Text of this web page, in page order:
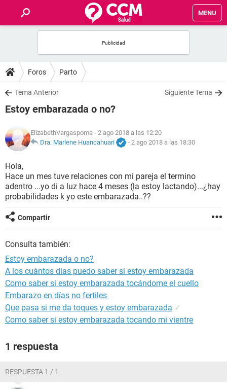
MENU
FOROS
SALUD
FAMILIA
NUTRICIÓN
BIENESTAR
SEXUALIDAD
GLOSARIO
Foros Parto
Tema Anterior Siguiente Tema
Estoy embarazada o no?
ElizabethVargaspoma - 2 ago 2018 a las 12:20
Dra. Marlene Huancahuari
- 2 ago 2018 a las 18:30
Hola,
Hace un mes tuve relaciones con mi pareja el termino
adentro ...yo di a luz hace 4 meses (la estoy lactando)...¿hay
probabilidades k yo este embarazada..??
Compartir
Consulta también:
Estoy embarazada o no?
A los cuántos dias puedo saber si estoy embarazada
Como saber si estoy embarazada tocándome el cuello
Embarazo en días no fertiles
Que pasa si me da toques y estoy embarazada ✓
Como saber si estoy embarazada tocando mi vientre
1 respuesta
RESPUESTA 1 / 1